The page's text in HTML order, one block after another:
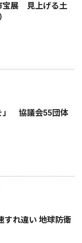
宝展 見上げる土
」 協議会55団体
すれ違い 地球防衛